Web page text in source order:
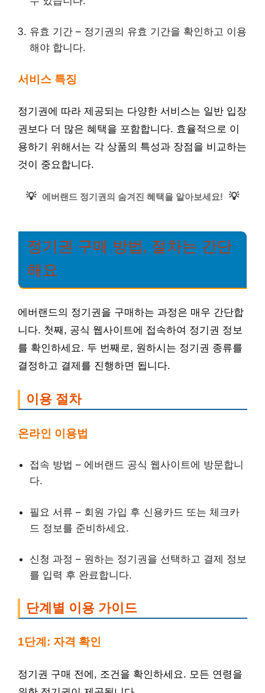
유효 기간 – 정기권의 유효 기간을 확인하고 이용
해야 합니다.
서비스 특징
정기권에 따라 제공되는 다양한 서비스는 일반 입장
권보다 더 많은 혜택을 포함합니다. 효율적으로 이
용하기 위해서는 각 상품의 특성과 장점을 비교하는
것이 중요합니다.
💡 에버랜드 정기권의 숨겨진 혜택을 알아보세요! 💡
정기권 구매 방법, 절차는 간단
해요
에버랜드의 정기권을 구매하는 과정은 매우 간단합
니다. 첫째, 공식 웹사이트에 접속하여 정기권 정보
를 확인하세요. 두 번째로, 원하시는 정기권 종류를
결정하고 결제를 진행하면 됩니다.
이용 절차
온라인 이용법
접속 방법 – 에버랜드 공식 웹사이트에 방문합니
다.
필요 서류 – 회원 가입 후 신용카드 또는 체크카
드 정보를 준비하세요.
신청 과정 – 원하는 정기권을 선택하고 결제 정보
를 입력 후 완료합니다.
단계별 이용 가이드
1단계: 자격 확인
정기권 구매 전에, 조건을 확인하세요. 모든 연령을